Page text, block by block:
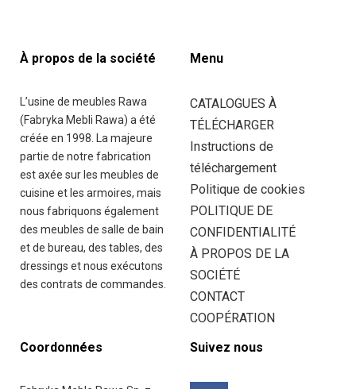
41
À propos de la société
L’usine de meubles Rawa
(Fabryka Mebli Rawa) a été
créée en 1998. La majeure
partie de notre fabrication
est axée sur les meubles de
cuisine et les armoires, mais
nous fabriquons également
des meubles de salle de bain
et de bureau, des tables, des
dressings et nous exécutons
des contrats de commandes.
Menu
CATALOGUES À
TÉLÉCHARGER
Instructions de
téléchargement
Politique de cookies
POLITIQUE DE
CONFIDENTIALITÉ
À PROPOS DE LA
SOCIÉTÉ
CONTACT
COOPÉRATION
Coordonnées
Suivez nous